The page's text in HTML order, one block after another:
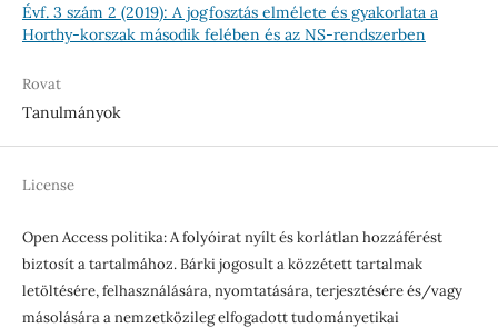
Évf. 3 szám 2 (2019): A jogfosztás elmélete és gyakorlata a
Horthy-korszak második felében és az NS-rendszerben
Rovat
Tanulmányok
License
Open Access politika: A folyóirat nyílt és korlátlan hozzáférést
biztosít a tartalmához. Bárki jogosult a közzétett tartalmak
letöltésére, felhasználására, nyomtatására, terjesztésére és/vagy
másolására a nemzetközileg elfogadott tudományetikai